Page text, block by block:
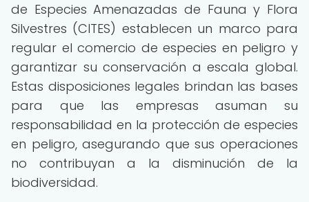
de Especies Amenazadas de Fauna y Flora
Silvestres (CITES) establecen un marco para
regular el comercio de especies en peligro y
garantizar su conservación a escala global.
Estas disposiciones legales brindan las bases
para que las empresas asuman su
responsabilidad en la protección de especies
en peligro, asegurando que sus operaciones
no contribuyan a la disminución de la
biodiversidad.